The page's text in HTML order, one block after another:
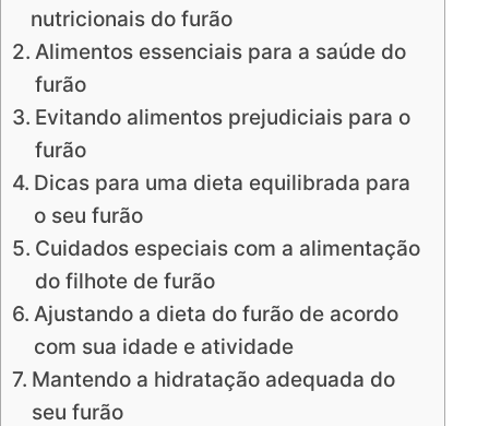
nutricionais do furão
Alimentos essenciais para a saúde do
furão
Evitando alimentos prejudiciais para o
furão
Dicas para uma dieta equilibrada para
o seu furão
Cuidados especiais com a alimentação
do filhote de furão
Ajustando a dieta do furão de acordo
com sua idade e atividade
Mantendo a hidratação adequada do
seu furão